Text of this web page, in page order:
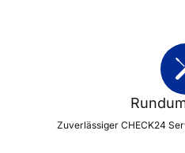
Zuverlässiger CHECK24